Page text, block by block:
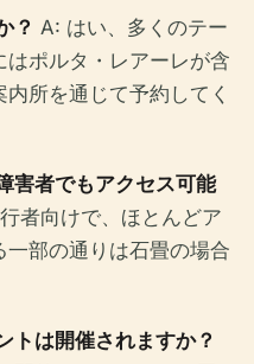
？ A: はい、多くのテー
ポルタ・レアーレが含
所を通じて予約してく
害者でもアクセス可能
者向けで、ほとんどア
部の通りは石畳の場合
トは開催されますか？